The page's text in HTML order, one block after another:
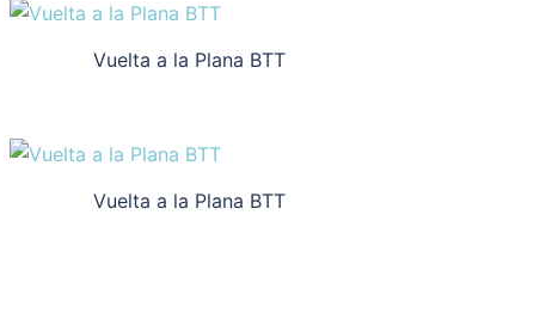
Vuelta a la Plana BTT
Vuelta a la Plana BTT